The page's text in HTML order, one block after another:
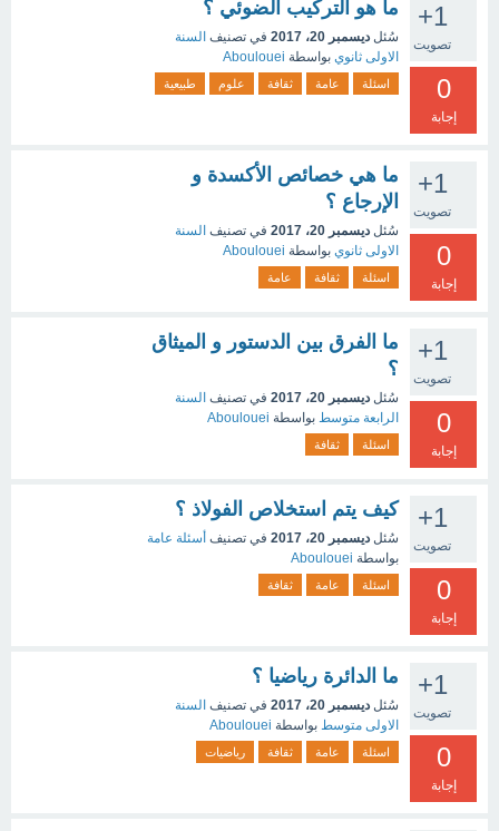
+1
تصويت
0
إجابة
ما هو التركيب الضوئي ؟
سُئل ديسمبر 20، 2017 في تصنيف السنة
الاولى ثانوي بواسطة Aboulouei
اسئلة عامة ثقافة علوم طبيعية
+1
تصويت
0
إجابة
ما هي خصائص الأكسدة و
الإرجاع ؟
سُئل ديسمبر 20، 2017 في تصنيف السنة
الاولى ثانوي بواسطة Aboulouei
اسئلة ثقافة عامة
+1
تصويت
0
إجابة
ما الفرق بين الدستور و الميثاق
؟
سُئل ديسمبر 20، 2017 في تصنيف السنة
الرابعة متوسط بواسطة Aboulouei
اسئلة ثقافة
+1
تصويت
0
إجابة
كيف يتم استخلاص الفولاذ ؟
سُئل ديسمبر 20، 2017 في تصنيف أسئلة عامة
بواسطة Aboulouei
اسئلة عامة ثقافة
+1
تصويت
0
إجابة
ما الدائرة رياضيا ؟
سُئل ديسمبر 20، 2017 في تصنيف السنة
الاولى متوسط بواسطة Aboulouei
اسئلة عامة ثقافة رياضيات